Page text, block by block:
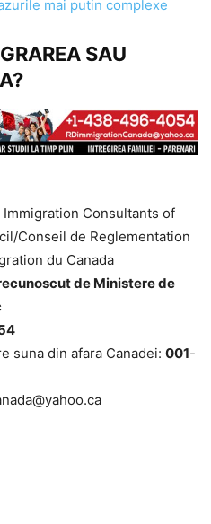
mai putin complexe
SAU
Immigration Consultants of
Conseil de Reglementation
du Canada
de Ministere de
din afara Canadei: 001-